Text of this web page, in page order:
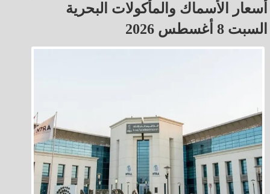
أسعار الأسماك والمأكولات البحرية
السبت 8 أغسطس 2026